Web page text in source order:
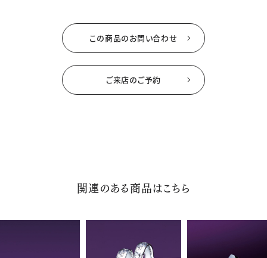
この商品のお問い合わせ
ご来店のご予約
関連のある商品はこちら